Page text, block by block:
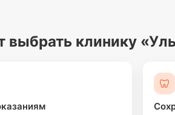
выбрать клинику
🦷